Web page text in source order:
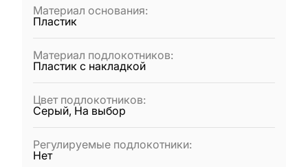
Материал основания:
Пластик
Материал подлокотников:
Пластик с накладкой
Цвет подлокотников:
Серый, На выбор
Регулируемые подлокотники:
Нет